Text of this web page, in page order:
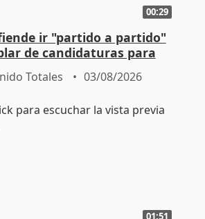
00:29
ir "partido a partido"
de candidaturas para
Totales 03/08/2026
01:51